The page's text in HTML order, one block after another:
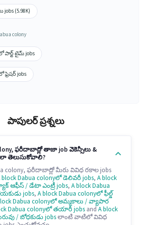
(5.98K)
colony
పార్ట్ టైమ్ jobs
ఫ్రెషర్ jobs
పాపులర్ ప్రశ్నలు
ఫరీదాబాద్లో తాజా job వెకెన్సీలు &
తెలుసుకోవాలి?
colony, ఫరీదాబాద్లో మీరు వివిధ రకాల jobs
block Dabua colonyలో డెలివరీ jobs, A block
ఆఫీస్ / డేటా ఎంట్రీ jobs, A block Dabua
jobs, A block Dabua colonyలో ఫీల్డ్
Dabua colonyలో అమ్మకాలు / వ్యాపార
Dabua colonyలో తయారీ jobs and A block
/ బోధకుడు jobsలాంటి వాటిలో వివిధ